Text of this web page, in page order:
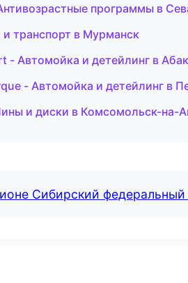
программы в
транспорт в Мурманск
- Автомойка и детейлинг в
- Автомойка и детейлинг в
и диски в Комсомольск-на-
Сибирский федеральный